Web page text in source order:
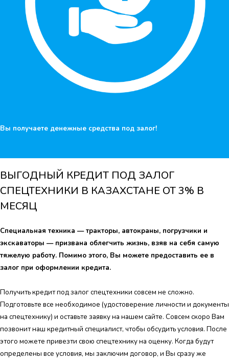
Вы получаете денежные средства под залог!
ВЫГОДНЫЙ КРЕДИТ ПОД ЗАЛОГ
СПЕЦТЕХНИКИ В КАЗАХСТАНЕ ОТ 3% В
МЕСЯЦ
Специальная техника — тракторы, автокраны, погрузчики и
экскаваторы — призвана облегчить жизнь, взяв на себя самую
тяжелую работу. Помимо этого, Вы можете предоставить ее в
залог при оформлении кредита.
Получить кредит под залог спецтехники совсем не сложно.
Подготовьте все необходимое (удостоверение личности и документы
на спецтехнику) и оставьте заявку на нашем сайте. Совсем скоро Вам
позвонит наш кредитный специалист, чтобы обсудить условия. После
этого можете привезти свою спецтехнику на оценку. Когда будут
определены все условия, мы заключим договор, и Вы сразу же